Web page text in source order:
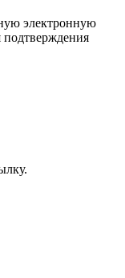
электронную
подтверждения